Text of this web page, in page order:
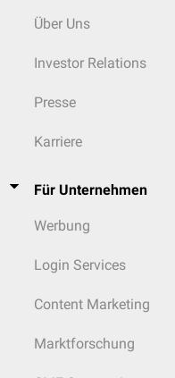
Über Uns
Investor Relations
Presse
Karriere
Für Unternehmen
Werbung
Login Services
Content Marketing
Marktforschung